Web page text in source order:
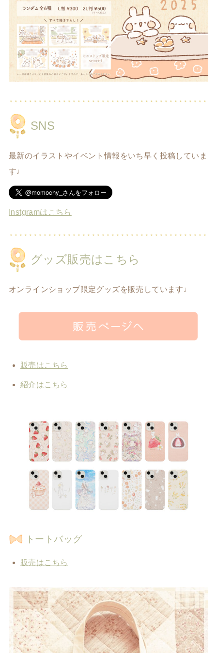
SNS
最新のイラストやイベント情報をいち早く投稿していま
す♩
Instgramはこちら
グッズ販売はこちら
オンラインショップ限定グッズを販売しています♩
販売はこちら
紹介はこちら
トートバッグ
販売はこちら